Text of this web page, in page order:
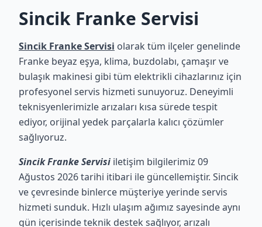
Sincik Franke Servisi
Sincik Franke Servisi olarak tüm ilçeler genelinde
Franke beyaz eşya, klima, buzdolabı, çamaşır ve
bulaşık makinesi gibi tüm elektrikli cihazlarınız için
profesyonel servis hizmeti sunuyoruz. Deneyimli
teknisyenlerimizle arızaları kısa sürede tespit
ediyor, orijinal yedek parçalarla kalıcı çözümler
sağlıyoruz.
Sincik Franke Servisi iletişim bilgilerimiz 09
Ağustos 2026 tarihi itibari ile güncellemiştir. Sincik
ve çevresinde binlerce müşteriye yerinde servis
hizmeti sunduk. Hızlı ulaşım ağımız sayesinde aynı
gün içerisinde teknik destek sağlıyor, arızalı